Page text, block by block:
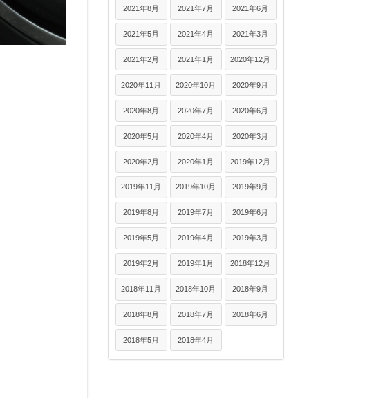
2021年8月 2021年7月 2021年6月
2021年5月 2021年4月 2021年3月
2021年2月 2021年1月 2020年12月
2020年11月 2020年10月 2020年9月
2020年8月 2020年7月 2020年6月
2020年5月 2020年4月 2020年3月
2020年2月 2020年1月 2019年12月
2019年11月 2019年10月 2019年9月
2019年8月 2019年7月 2019年6月
2019年5月 2019年4月 2019年3月
2019年2月 2019年1月 2018年12月
2018年11月 2018年10月 2018年9月
2018年8月 2018年7月 2018年6月
2018年5月 2018年4月